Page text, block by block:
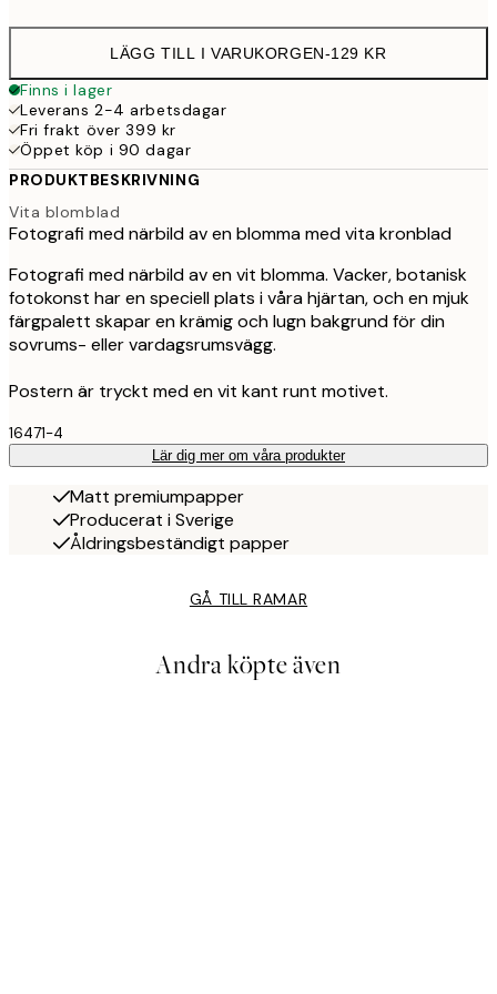
LÄGG TILL I VARUKORGEN-129 KR
Finns i lager
Leverans 2-4 arbetsdagar
Fri frakt över 399 kr
Öppet köp i 90 dagar
PRODUKTBESKRIVNING
Vita blomblad
Fotografi med närbild av en blomma med vita kronblad
Fotografi med närbild av en vit blomma. Vacker, botanisk
fotokonst har en speciell plats i våra hjärtan, och en mjuk
färgpalett skapar en krämig och lugn bakgrund för din
sovrums- eller vardagsrumsvägg.
Postern är tryckt med en vit kant runt motivet.
16471-4
Lär dig mer om våra produkter
Matt premiumpapper
Producerat i Sverige
Åldringsbeständigt papper
GÅ TILL RAMAR
Andra köpte även